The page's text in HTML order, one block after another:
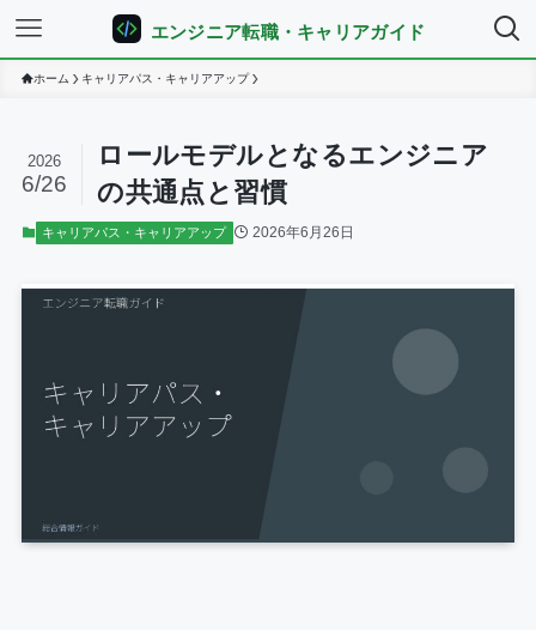
エンジニア転職・キャリアガイド
ホーム キャリアパス・キャリアアップ
ロールモデルとなるエンジニア
の共通点と習慣
2026
6/26
キャリアパス・キャリアアップ 2026年6月26日